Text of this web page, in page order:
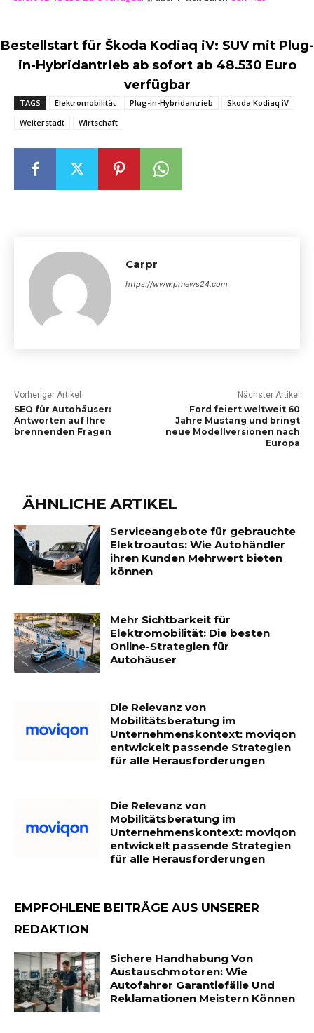
Bestellstart für Škoda Kodiaq iV: SUV mit Plug-
in-Hybridantrieb ab sofort ab 48.530 Euro
verfügbar
TAGS Elektromobilität Plug-in-Hybridantrieb
Skoda Kodiaq iV
Weiterstadt
Wirtschaft
Carpr
https://www.prnews24.com
Vorheriger Artikel
SEO für Autohäuser:
Antworten auf Ihre
brennenden Fragen
Nächster Artikel
Ford feiert weltweit 60
Jahre Mustang und bringt
neue Modellversionen nach
Europa
ÄHNLICHE ARTIKEL
Serviceangebote für gebrauchte
Elektroautos: Wie Autohändler
ihren Kunden Mehrwert bieten
können
Mehr Sichtbarkeit für
Elektromobilität: Die besten
Online-Strategien für
Autohäuser
Die Relevanz von
Mobilitätsberatung im
Unternehmenskontext: moviqon
entwickelt passende Strategien
für alle Herausforderungen
Die Relevanz von
Mobilitätsberatung im
Unternehmenskontext: moviqon
entwickelt passende Strategien
für alle Herausforderungen
EMPFOHLENE BEITRÄGE AUS UNSERER
REDAKTION
Sichere Handhabung Von
Austauschmotoren: Wie
Autofahrer Garantiefälle Und
Reklamationen Meistern Können